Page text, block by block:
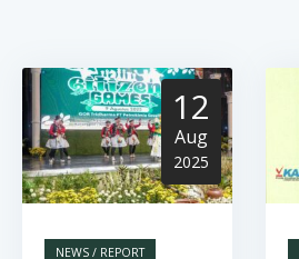
12
Aug
2025
NEWS / REPORT